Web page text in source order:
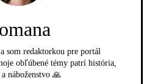
som redaktorkou pre portál
obľúbené témy patrí história,
náboženstvo 🙏